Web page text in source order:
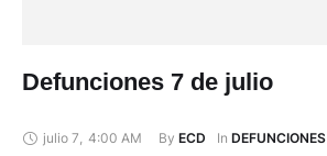
Defunciones 7 de julio
julio 7 4:00 AM By ECD In DEFUNCIONES